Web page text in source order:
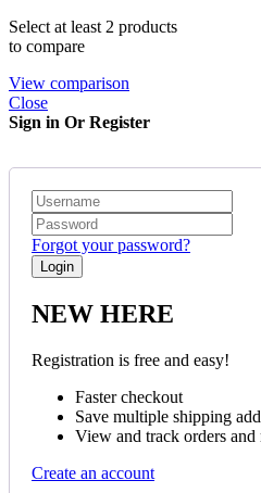
Select at least 2 products
to compare
View comparison
Close
Sign in Or Register
Forgot your password?
NEW HERE
Registration is free and easy!
Faster checkout
Save multiple shipping
View and track orders and
Create an account